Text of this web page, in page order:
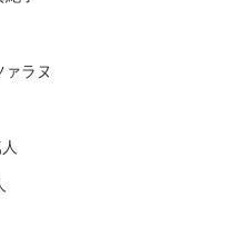
ラヌ